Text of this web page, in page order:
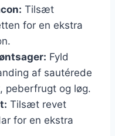
Tilsæt
for en ekstra
Fyld
af sautérede
peberfrugt og løg.
Tilsæt revet
for en ekstra